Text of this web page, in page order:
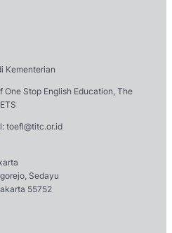
Kementerian
Stop English Education, The
toefl@titc.or.id
Sedayu
55752